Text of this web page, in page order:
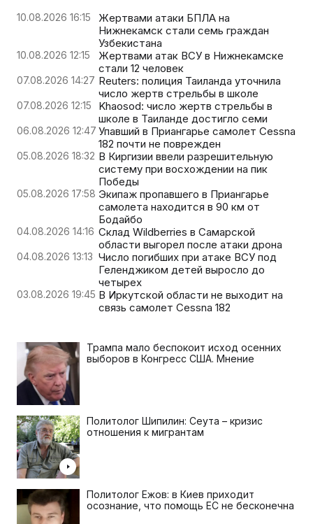
10.08.2026 16:15
Жертвами атаки БПЛА на
Нижнекамск стали семь граждан
Узбекистана
10.08.2026 12:15
Жертвами атак ВСУ в Нижнекамске
стали 12 человек
07.08.2026 14:27 Reuters: полиция Таиланда уточнила
число жертв стрельбы в школе
07.08.2026 12:15
Khaosod: число жертв стрельбы в
школе в Таиланде достигло семи
06.08.2026 12:47 Упавший в Приангарье самолет Cessna
182 почти не поврежден
05.08.2026 18:32 В Киргизии ввели разрешительную
систему при восхождении на пик
Победы
05.08.2026 17:58 Экипаж пропавшего в Приангарье
самолета находится в 90 км от
Бодайбо
04.08.2026 14:16 Склад Wildberries в Самарской
области выгорел после атаки дрона
04.08.2026 13:13 Число погибших при атаке ВСУ под
Геленджиком детей выросло до
четырех
03.08.2026 19:45 В Иркутской области не выходит на
связь самолет Cessna 182
Трампа мало беспокоит исход осенних
выборов в Конгресс США. Мнение
Политолог Шипилин: Сеута – кризис
отношения к мигрантам
Политолог Ежов: в Киев приходит
осознание, что помощь ЕС не бесконечна